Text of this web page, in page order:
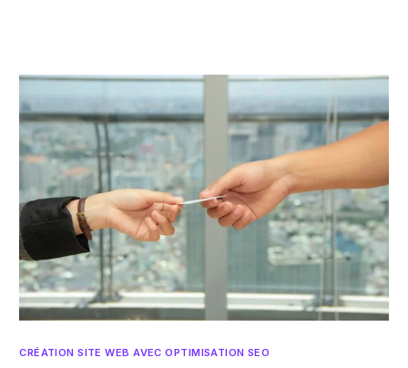
CRÉATION SITE WEB AVEC OPTIMISATION SEO